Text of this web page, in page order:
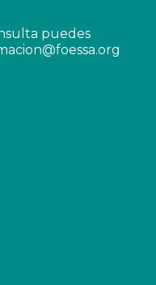
puedes